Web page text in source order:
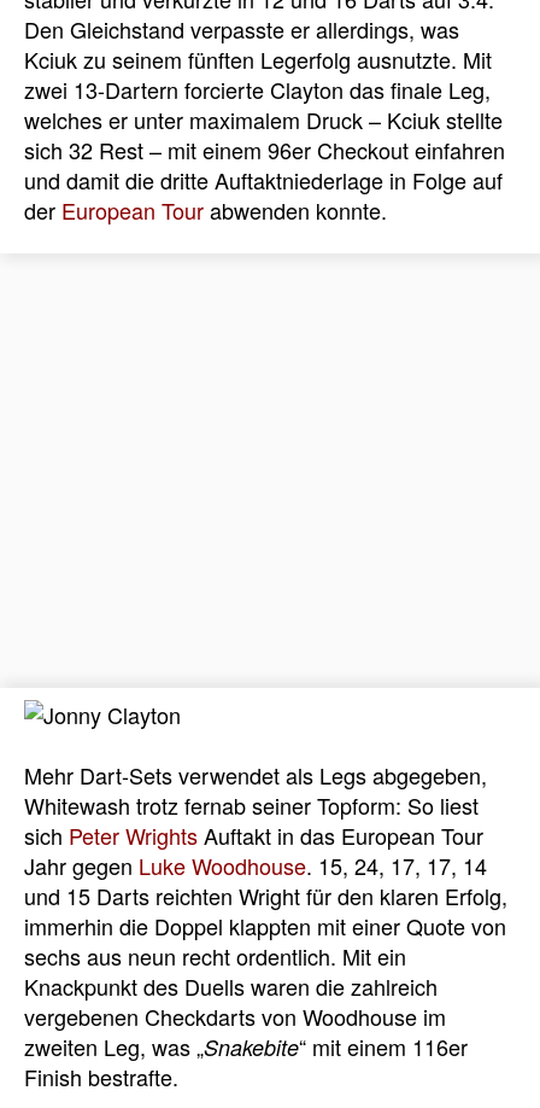
Den Gleichstand verpasste er allerdings, was
Kciuk zu seinem fünften Legerfolg ausnutzte. Mit
zwei 13-Dartern forcierte Clayton das finale Leg,
welches er unter maximalem Druck – Kciuk stellte
sich 32 Rest – mit einem 96er Checkout einfahren
und damit die dritte Auftaktniederlage in Folge auf
der European Tourabwenden konnte.
Mehr Dart-Sets verwendet als Legs abgegeben,
Whitewash trotz fernab seiner Topform: So liest
sich Peter WrightsAuftakt in das European Tour
Jahr gegen Luke Woodhouse. 15, 24, 17, 17, 14
und 15 Darts reichten Wright für den klaren Erfolg,
immerhin die Doppel klappten mit einer Quote von
sechs aus neun recht ordentlich. Mit ein
Knackpunkt des Duells waren die zahlreich
vergebenen Checkdarts von Woodhouse im
zweiten Leg, was „Snakebite“ mit einem 116er
Finish bestrafte.